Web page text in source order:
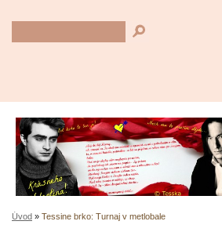
Úvod » Tessine brko: Turnaj v metlobale